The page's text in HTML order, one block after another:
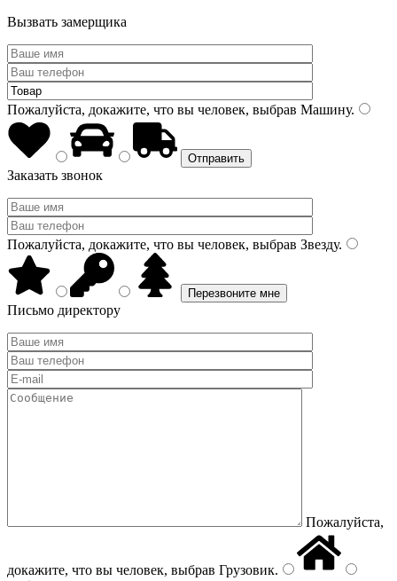
Вызвать замерщика
Пожалуйста, докажите, что вы человек, выбрав Машину.
Заказать звонок
Пожалуйста, докажите, что вы человек, выбрав Звезду.
Письмо директору
Пожалуйста,
докажите, что вы человек, выбрав Грузовик.